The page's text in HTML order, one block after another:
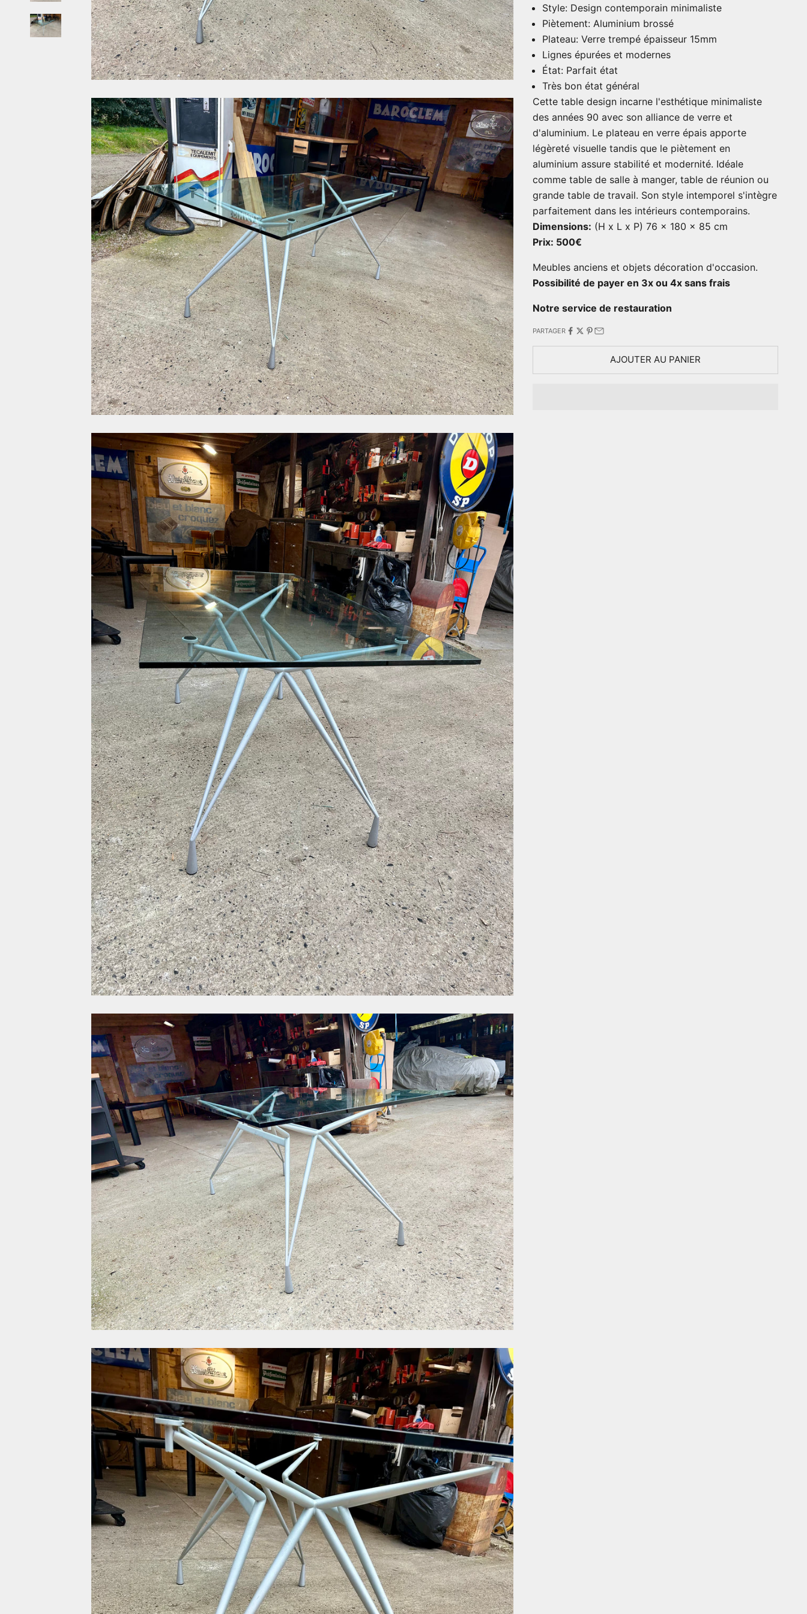
Style: Design contemporain minimaliste
Piètement: Aluminium brossé
Plateau: Verre trempé épaisseur 15mm
Lignes épurées et modernes
État: Parfait état
Très bon état général
Cette table design incarne l'esthétique minimaliste
des années 90 avec son alliance de verre et
d'aluminium. Le plateau en verre épais apporte
légèreté visuelle tandis que le piètement en
aluminium assure stabilité et modernité. Idéale
comme table de salle à manger, table de réunion ou
grande table de travail. Son style intemporel s'intègre
parfaitement dans les intérieurs contemporains.
Dimensions: (H x L x P) 76 x 180 x 85 cm
Prix: 500€
Meubles anciens et objets décoration d'occasion.
Possibilité de payer en 3x ou 4x sans frais
Notre service de restauration
PARTAGER
AJOUTER AU PANIER